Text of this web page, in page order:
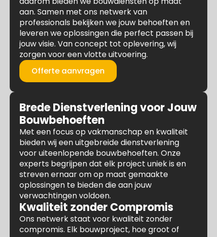
aan. Samen met ons netwerk van
professionals bekijken we jouw behoeften en
leveren we oplossingen die perfect passen bij
jouw visie. Van concept tot oplevering, wij
zorgen voor een vlotte uitvoering.
Offerte aanvragen
Brede Dienstverlening voor Jouw
Bouwbehoeften
Met een focus op vakmanschap en kwaliteit
bieden wij een uitgebreide dienstverlening
voor uiteenlopende bouwbehoeften. Onze
experts begrijpen dat elk project uniek is en
streven ernaar om op maat gemaakte
oplossingen te bieden die aan jouw
verwachtingen voldoen.
Kwaliteit zonder Compromis
Ons netwerk staat voor kwaliteit zonder
compromis. Elk bouwproject, hoe groot of